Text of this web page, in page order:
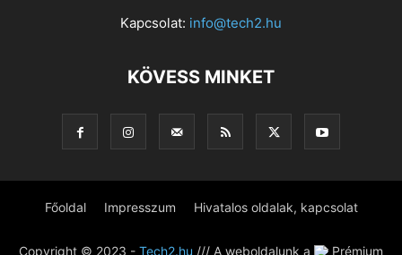
Kapcsolat: info@tech2.hu
KÖVESS MINKET
Főoldal Impresszum Hivatalos oldalak, kapcsolat
Copyright © 2023 - Tech2.hu /// A weboldalunk a Prémium